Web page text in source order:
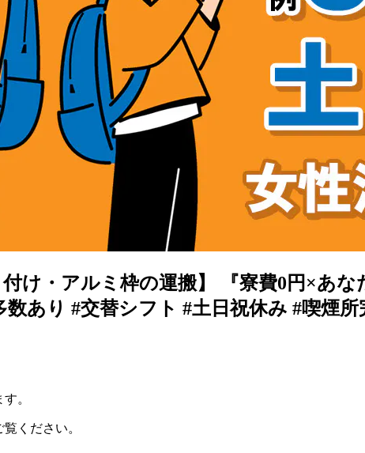
付け・アルミ枠の運搬】 『寮費0円×あ
数あり #交替シフト #土日祝休み #喫煙
。
ください。